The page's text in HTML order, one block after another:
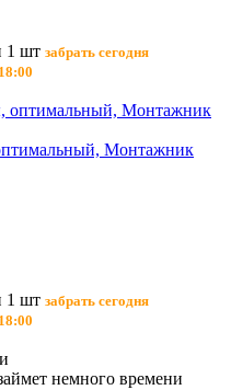
1 шт забрать сегодня
Монтажник
1 шт забрать сегодня
немного времени